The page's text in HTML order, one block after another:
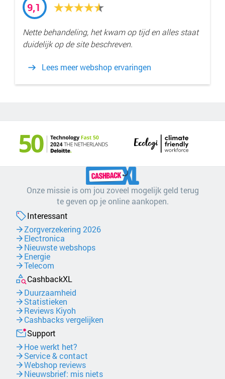
9,1
Nette behandeling, het kwam op tijd en alles staat
duidelijk op de site beschreven.
Lees meer webshop ervaringen
Onze missie is om jou zoveel mogelijk geld terug
te geven op je online aankopen.
Interessant
Zorgverzekering 2026
Electronica
Nieuwste webshops
Energie
Telecom
CashbackXL
Duurzaamheid
Statistieken
Reviews Kiyoh
Cashbacks vergelijken
Support
Hoe werkt het?
Service & contact
Webshop reviews
Nieuwsbrief: mis niets